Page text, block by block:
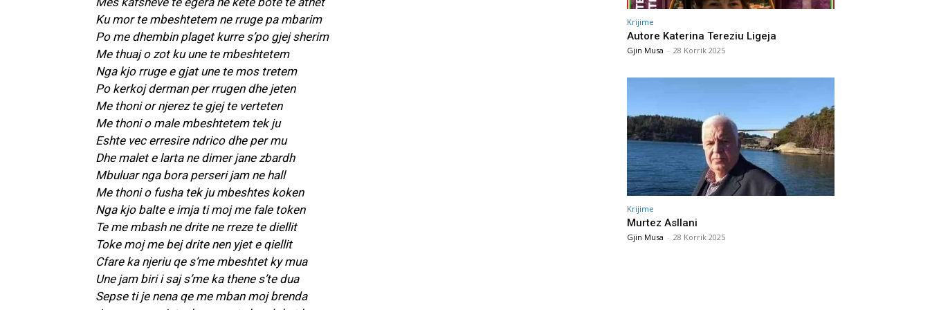
Ku mor te mbeshtetem ne rruge pa mbarim
Po me dhembin plaget kurre s’po gjej sherim
Me thuaj o zot ku une te mbeshtetem
Nga kjo rruge e gjat une te mos tretem
Po kerkoj derman per rrugen dhe jeten
Me thoni or njerez te gjej te verteten
Me thoni o male mbeshtetem tek ju
Eshte vec erresire ndrico dhe per mu
Dhe malet e larta ne dimer jane zbardh
Mbuluar nga bora perseri jam ne hall
Me thoni o fusha tek ju mbeshtes koken
Nga kjo balte e imja ti moj me fale token
Te me mbash ne drite ne rreze te diellit
Toke moj me bej drite nen yjet e qiellit
Cfare ka njeriu qe s’me mbeshtet ky mua
Une jam biri i saj s’me ka thene s’te dua
Sepse ti je nena qe me mban moj brenda
Krijime
Autore Katerina Tereziu Ligeja
Gjin Musa - 28 Korrik 2025
Krijime
Murtez Asllani
Gjin Musa - 28 Korrik 2025